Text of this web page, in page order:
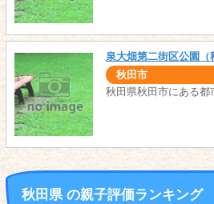
泉大畑第二街区公園（
秋田市
秋田県秋田市にある都
秋田県 の親子評価ランキング